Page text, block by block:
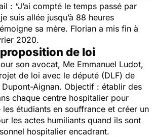
: “J’ai compté le temps passé par
suis allée jusqu’à 88 heures
sa mère. Florian a mis fin à
2020.
de loi
son avocat, Me Emmanuel Ludot,
de loi avec le député (DLF) de
Dupont-Aignan. Objectif : établir des
chaque centre hospitalier pour
étudiants en souffrance et créer un
les actes humiliants quand ils sont
hospitalier encadrant.